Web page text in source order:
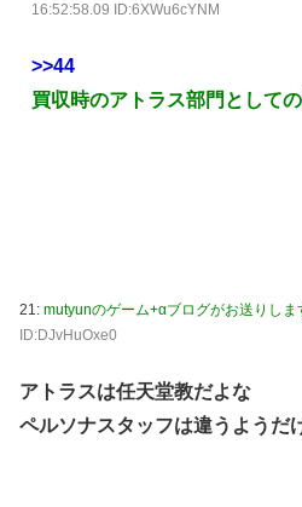
16:52:58.09 ID:6XWu6cYNM
>>44
買収時のアトラス部門として
21: mutyunのゲーム+αブログがお送りしま
ID:DJvHuOxe0
アトラスは任天堂教だよな
ペルソナスタッフは違うようだ